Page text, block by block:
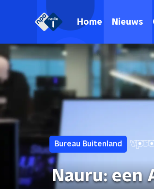
Home Nieuws
Bureau Buitenland
Nauru: een